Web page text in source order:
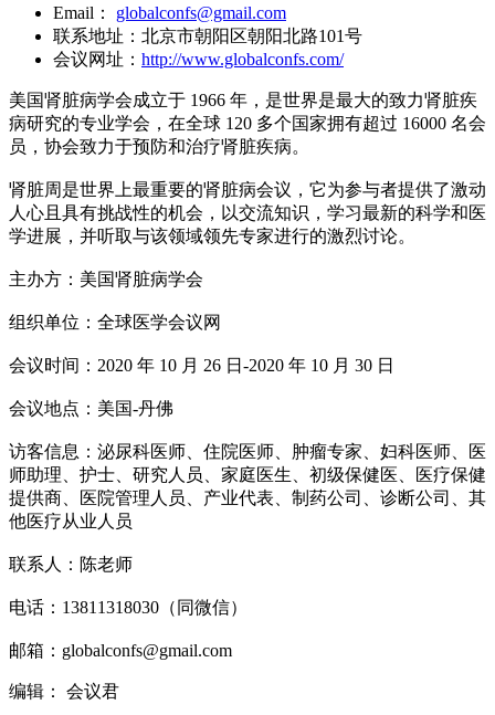
Email： globalconfs@gmail.com
联系地址：北京市朝阳区朝阳北路101号
会议网址： http://www.globalconfs.com/
美国肾脏病学会成立于 1966 年，是世界是最大的致力肾脏疾
病研究的专业学会，在全球 120 多个国家拥有超过 16000 名会
员，协会致力于预防和治疗肾脏疾病。
肾脏周是世界上最重要的肾脏病会议，它为参与者提供了激动
人心且具有挑战性的机会，以交流知识，学习最新的科学和医
学进展，并听取与该领域领先专家进行的激烈讨论。
主办方：美国肾脏病学会
组织单位：全球医学会议网
会议时间：2020 年 10 月 26 日-2020 年 10 月 30 日
会议地点：美国-丹佛
访客信息：泌尿科医师、住院医师、肿瘤专家、妇科医师、医
师助理、护士、研究人员、家庭医生、初级保健医、医疗保健
提供商、医院管理人员、产业代表、制药公司、诊断公司、其
他医疗从业人员
联系人：陈老师
电话：13811318030（同微信）
邮箱：globalconfs@gmail.com
编辑： 会议君